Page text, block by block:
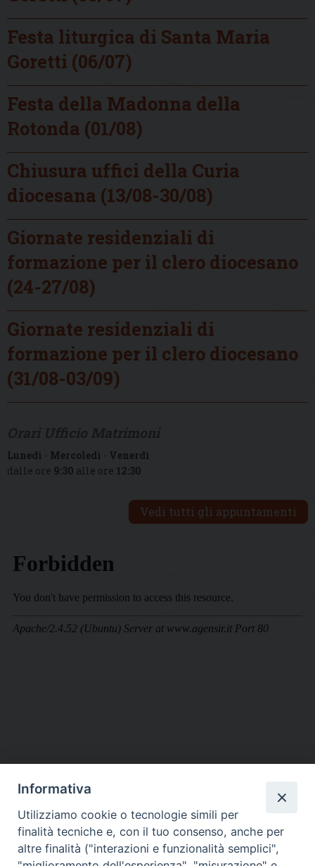
Festa liturgica di Santa Maria
Goretti (06/07)
Festa della Madonna della
Rotonda (01/08)
Chiusura uffici della Curia
diocesana (13/08-30/08)
Giornate residenziali di
formazione per il clero diocesano
(24-27/08)
Giornate residenziali di
formazione per il clero diocesano
(31/08-03/09)
Lunedì - Mercoledì - Venerdì
dalle ore 9:30 alle ore 12:30
Vedi tutti gli appuntamenti
DIOCESI SUBURBICARIA DI ALBANO
Contatti:Tel.: 06.93268401 - Fax.: 06.9323844
E-mail:curia@diocesidialbano.it
Informativa
Utilizziamo cookie o tecnologie simili per
finalità tecniche e, con il tuo consenso, anche per
altre finalità ("interazioni e funzionalità semplici",